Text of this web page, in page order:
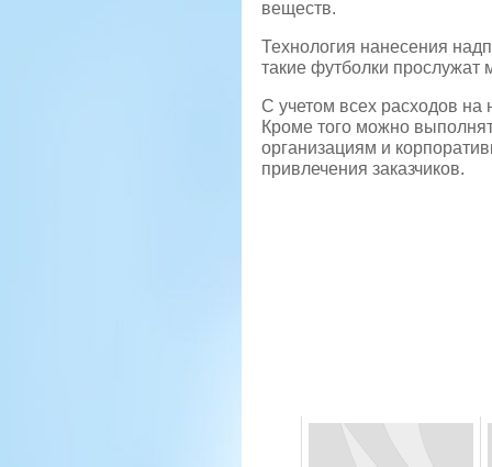
веществ.
Технология нанесения
такие футболки прослужат
С учетом всех расходов на
Кроме того можно
организациям и
привлечения заказчиков.